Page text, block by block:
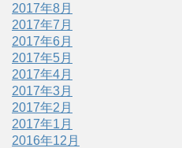
2017年8月
2017年7月
2017年6月
2017年5月
2017年4月
2017年3月
2017年2月
2017年1月
2016年12月